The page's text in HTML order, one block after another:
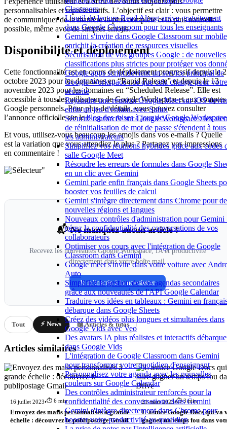
Classroom
L'outil de lecture Read Along arrive gratuitement
dans Google Classroom pour tous les enseignants
Gemini s'invite dans Google Classroom sur
enrichit la création de ressources visuelles
Sécurisation de vos groupes Google : de nouvelles
classifications plus strictes pour protéger vos
Google apps script devient un service principal de
Google Workspace : ce que cela change pour votre
sécurité
Rejoindre une réunion Google Meet sur iOS
enfin un jeu d'enfant avec Safari
Sécurité renforcée sur Google Workspace : les
de réinitialisation de mot de passe s'étendent à tous
les administrateurs
Simplifiez vos réunions hybrides grâce aux codes
salle Google Meet
Résoudre les erreurs de formules dans Google
en un clic avec Gemini
Gemini parle enfin français dans Google Sheets
booster vos feuilles de calcul
Gemini s'intègre directement dans Chrome pour de
nouvelles régions et langues
Nouveaux contrôles d'administration pour Gemini
gérez la confidentialité des conversations de vos
collaborateurs
Optimiser vos cours avec l'intégration de Google
Classroom dans Gemini
Google meet s'invite dans votre voiture avec
Auto
Simplifiez la gestion de vos agendas secondaires
grâce aux nouveautés de l'API Google Calendar
Traduire vos idées en tableaux : Gemini en
débarque dans Google Sheets
Créez des vidéos plus longues et simultanées dans
Google Vids avec Veo
Des avatars IA plus réalistes et interactifs
dans Google Vids
L'intégration de Google Classroom dans Gemini
pour transformer votre quotidien d'enseignant
Personnalisez votre agenda avec les nouvelles
couleurs sur Google Calendar
Des contrôles administrateur renforcés pour la
confidentialité des conversations dans Gemini
Gemini s'intègre directement dans Chrome pour
booster votre productivité au quotidien
personnalisables et représentatifs. L’objectif est clair : vous permettre
de communiquer de la manière la plus complète et la plus naturelle
possible, même avec de simples emojis.
Disponibilité et déploiement
Cette fonctionnalité est en cours de déploiement progressif depuis le
octobre 2023 pour les domaines en “Rapid Release” et depuis le 13
novembre 2023 pour les domaines en “Scheduled Release”. Elle est
accessible à tous les utilisateurs de Google Workspace et aux comptes
Google personnels. Pour plus de détails, vous pouvez consulter
l’annonce officielle sur leblog des mises à jour de Google Workspace
Et vous, utilisez-vous beaucoup les emojis dans vos e-mails ? Quelle
est la variation que vous attendiez le plus ? Partagez vos impressions
en commentaire !
"
📬 Ne manquez aucun article !
Recevez les nouveautés Google Workspace, IA et productivité
directement dans votre boîte mail.
Je m'inscris à la newsletter
Tout ⚡ News 📖 Articles & tutos
Articles similaires
16 juillet 2023•⏱️ 6 min
Envoyez des mails personnalisés à grande
échelle : découvrez le publipostage Gmail
21 mars 2023•⏱️ 3 min
L'astuce Google Docs qui va
gagner un temps fou dans